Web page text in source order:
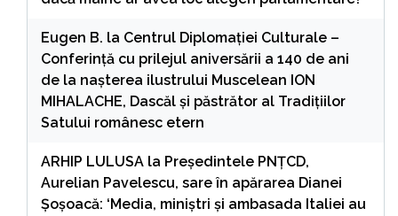
Eugen B. la Centrul Diplomației Culturale –
Conferință cu prilejul aniversării a 140 de ani
de la nașterea ilustrului Muscelean ION
MIHALACHE, Dascăl și păstrător al Tradițiilor
Satului românesc etern
ARHIP LULUSA la Președintele PNȚCD,
Aurelian Pavelescu, sare în apărarea Dianei
Șoșoacă: ‘Media, miniștri și ambasada Italiei au